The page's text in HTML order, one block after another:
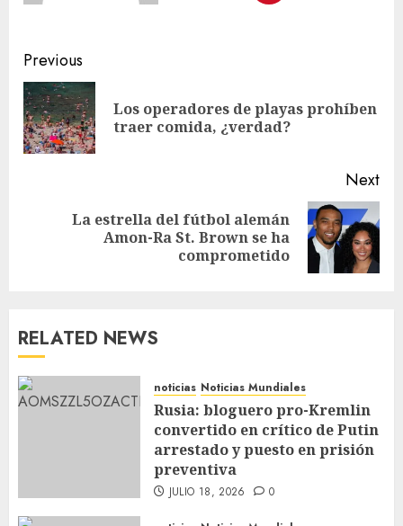
Previous
Los operadores de playas prohíben
traer comida, ¿verdad?
Next
La estrella del fútbol alemán
Amon-Ra St. Brown se ha
comprometido
RELATED NEWS
noticias Noticias Mundiales
Rusia: bloguero pro-Kremlin
convertido en crítico de Putin
arrestado y puesto en prisión
preventiva
JULIO 18, 2026 0